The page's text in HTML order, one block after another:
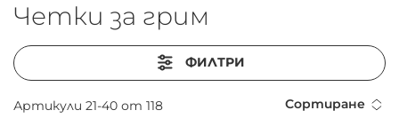
Четки за грим
ФИЛТРИ
Артикули 21-40 от 118 Сортиране